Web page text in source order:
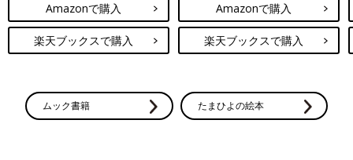
要望書を提出したことがあります。当時、私が住む地域では、女
子の中学校の制服はスカートと決まっていて、私はズボンの制服
がよかったので、アンケートで子どもたちの意見を聞いたとこ
ました。その後、区長が制服の自由化宣言をしてくれて、取材を
されたのですが、そこでも私だけ里子だから写真やテレビに映っ
Amazonで購入
楽天ブックスで購入
Amazonで購入
楽天ブックスで購入
ムック書籍 たまひよの絵本